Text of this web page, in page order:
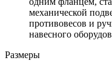
механической
противовесов и
навесного
Размеры